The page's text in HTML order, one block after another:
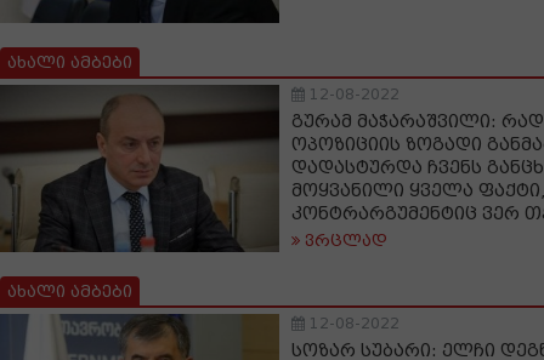
ახალი ამბები
12-08-2022
გურამ მაჭარაშვილი:
ოპოზიციის ზოგადი
დადასტურდა ჩვენს
მოყვანილი ყველა
კონტრარგუმენტიც ვერ
ვრცლად
ახალი ამბები
12-08-2022
სოზარ სუბარი: ელჩი